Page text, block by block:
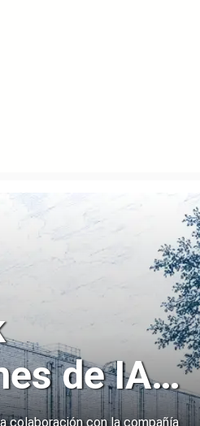
de IA
colaboración con la compañía